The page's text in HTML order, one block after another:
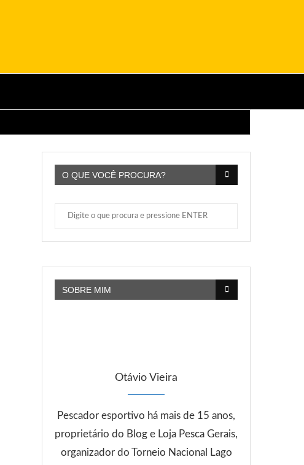
O QUE VOCÊ PROCURA?
SOBRE MIM
Otávio Vieira
Pescador esportivo há mais de 15 anos,
proprietário do Blog e Loja Pesca Gerais,
organizador do Torneio Nacional Lago